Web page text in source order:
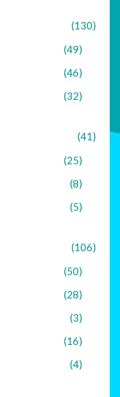
(130)
(49)
(46)
(32)
(41)
(25)
(8)
(5)
(106)
(50)
(28)
(3)
(16)
(4)